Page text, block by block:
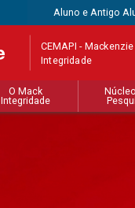
Aluno e Antigo
CEMAPI - Mackenzie
Integridade
O Mack
Integridade